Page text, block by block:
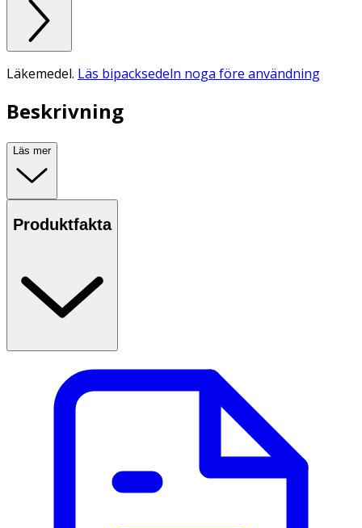
Läkemedel. Läs bipacksedeln noga före användning
Beskrivning
Läs mer
Produktfakta